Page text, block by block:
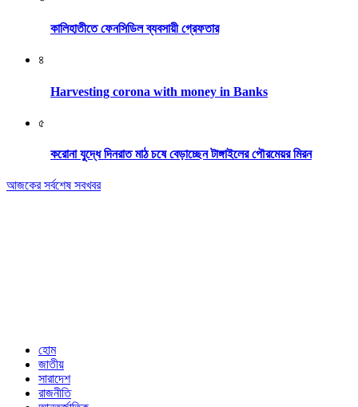
কালিহাতীতে ফেনসিডিল ব্যবসায়ী গ্রেফতার
৪
Harvesting corona with money in Banks
৫
করোনা যুদ্ধে দিনরাত মাঠ চষে বেড়াচ্ছেন টাঙ্গাইলের পৌরমেয়র মিরন
আজকের সর্বশেষ সবখবর
হোম
জাতীয়
সারাদেশ
রাজনীতি